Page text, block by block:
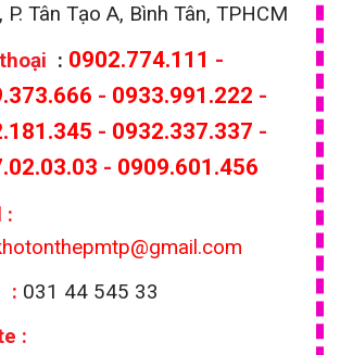
P. Tân Tạo A, Bình Tân, TPHCM
: 0902.774.111 -
- 0933.991.222 -
- 0932.337.337 -
- 0909.601.456
:
: 031 44 545 33
: